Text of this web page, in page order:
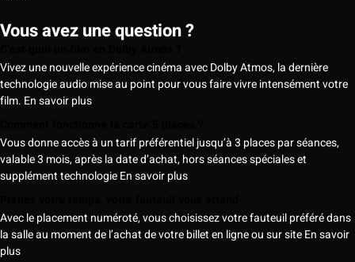
Vous avez une question ?
Vivez une nouvelle expérience cinéma avec Dolby Atmos, la dernière
technologie audio mise au point pour vous faire vivre intensément votre
film. En savoir plus
Vous donne accès à un tarif préférentiel jusqu’à 3 places par séances,
valable 3 mois, après la date d’achat, hors séances spéciales et
supplément technologieEn savoir plus
Avec le placement numéroté, vous choisissez votre fauteuil préféré dans
la salle au moment de l’achat de votre billet en ligne ou sur siteEn savoir
plus